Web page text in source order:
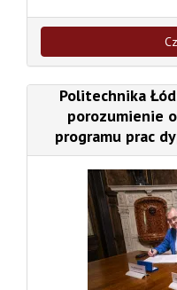
Politechnika
porozumienie
programu prac